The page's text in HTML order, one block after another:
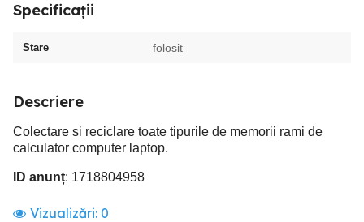
Specificații
Stare folosit
Descriere
Colectare si reciclare toate tipurile de memorii rami de
calculator computer laptop.
ID anunț: 1718804958
Vizualizări: 0